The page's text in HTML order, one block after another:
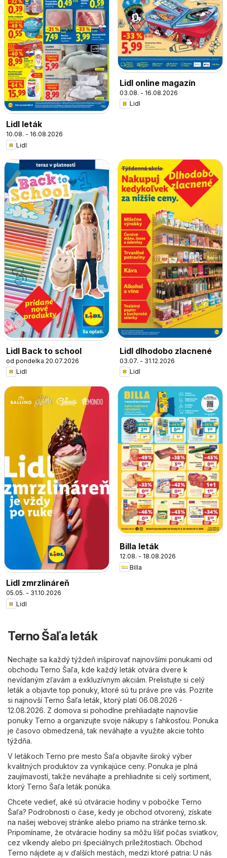
Lidl leták
10.08. - 16.08.2026
Lidl
Lidl online magazín
03.08. - 16.08.2026
Lidl
Lidl Back to school
od pondelka 20.07.2026
Lidl
Lidl dlhodobo zlacnené
03.07. - 31.12.2026
Lidl
Lidl zmrzlináreň
05.05. - 31.10.2026
Lidl
Billa leták
12.08. - 18.08.2026
Billa
Terno Šaľa leták
Nechajte sa každý týždeň inšpirovať najnovšími ponukami od
obchodu Terno Šaľa, kde každý leták otvára dvere k
nevídaným zľavám a exkluzívnym akciám. Prelistujte si celý
leták a objavte top ponuky, ktoré sú tu práve pre vás. Pozrite
si najnovší Terno Šaľa leták, ktorý platí 06.08.2026 -
12.08.2026. Z domova si pohodlne prehliadajte najnovšie
ponuky Terno a organizujte svoje nákupy s ľahkosťou. Ponuka
je časovo obmedzená, tak neváhajte a využite akcie tohto
týždňa.
V letákoch Terno pre mesto Šaľa objavíte široký výber
kvalitných produktov za vynikajúce ceny. Ponuka je plná
zaujímavostí, takže neváhajte a prehliadnite si celý sortiment,
ktorý Terno Šaľa leták ponúka.
Chcete vedieť, aké sú otváracie hodiny v pobočke Terno
Šaľa? Podrobnosti o čase, kedy je obchod otvorený, získate
na našej webovej stránke alebo priamo na stránketerno.sk.
Pripomíname, že otváracie hodiny sa môžu líšiť počas sviatkov,
cez víkendy alebo pri špeciálnych príležitostiach. Obchod
Terno nájdete aj v ďalších mestách, medzi ktoré patria: U nás